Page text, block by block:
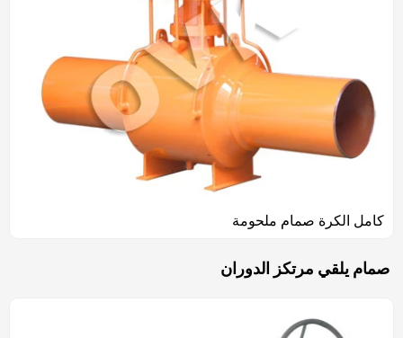
كامل الكرة صمام ملحومة
صمام يلقي مرتكز الدوران